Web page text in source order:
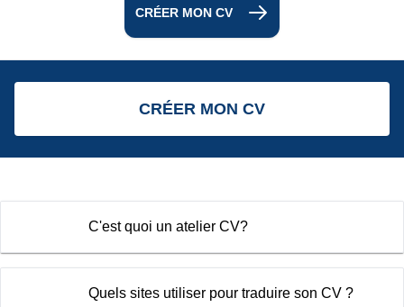
CRÉER MON CV
CRÉER MON CV
C'est quoi un atelier CV?
Quels sites utiliser pour traduire son CV ?